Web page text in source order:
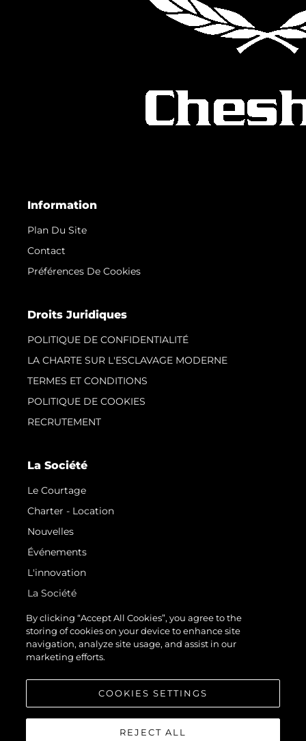
Information
Plan Du Site
Contact
Préférences De Cookies
Droits Juridiques
POLITIQUE DE CONFIDENTIALITÉ
LA CHARTE SUR L'ESCLAVAGE MODERNE
TERMES ET CONDITIONS
POLITIQUE DE COOKIES
RECRUTEMENT
La Société
Le Courtage
Charter - Location
Nouvelles
Événements
L'innovation
La Société
Notre Équipe
Style De Vie
Notre Héritage
By clicking “Accept All Cookies”, you agree to the
storing of cookies on your device to enhance site
navigation, analyze site usage, and assist in our
marketing efforts.
COOKIES SETTINGS
REJECT ALL